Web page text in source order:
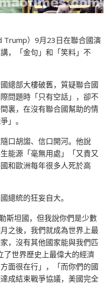
Trump）9月23日在聯合國演
，「金句」和「笑料」不
總部大樓破舊，質疑聯合國
問題時「只有空話」，卻不
裏，在沒有聯合國幫助的情
」。
口胡謅、信口開河。他說
能源「毫無用處」「又貴又
和歐洲每年很多人死於高
總統的狂妄自大。
斯坦國，但我說你們是少數
之後，我們就成為世界上最
，沒有其他國家能與我們匹
世界歷史上最偉大的經濟
面很在行」，「而你們的國
成結束戰爭協議，美國完全